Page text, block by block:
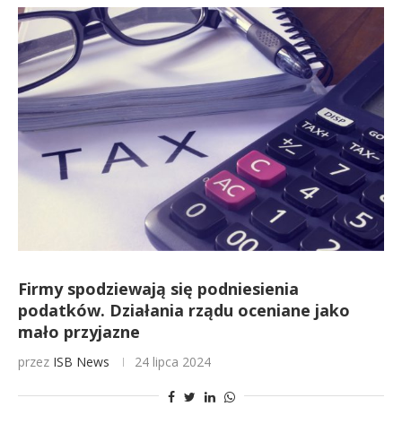
Firmy spodziewają się podniesienia
podatków. Działania rządu oceniane jako
mało przyjazne
przez ISB News 24 lipca 2024